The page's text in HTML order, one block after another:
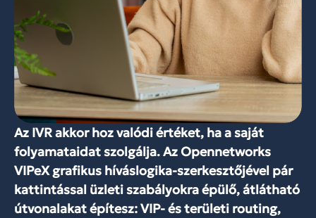
Az IVR akkor hoz valódi értéket, ha a saját
folyamataidat szolgálja. Az Opennetworks
VIPeX grafikus híváslogika-szerkesztőjével pár
kattintással üzleti szabályokra épülő, átlátható
útvonalakat építesz: VIP- és területi routing,